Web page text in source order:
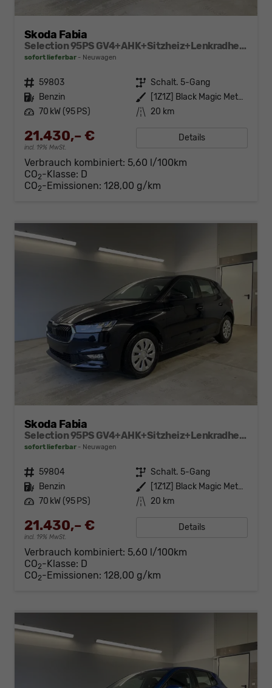
Skoda Fabia
Selection 95PS GV4+AHK+Sitzheiz+Lenkradheiz+Climatronic+Tempomat+PDC
sofort lieferbar Neuwagen
Fahrzeugnr. 59803 Getriebe Schalt. 5-Gang
Kraftstoff Benzin Außenfarbe
[1Z1Z] Black Magic Metallic
Leistung 70 kW (95 PS) Kilometerstand 20 km
21.430,– €
incl. 19% MwSt.
Details
Verbrauch kombiniert: 5,60 l/100km
CO2-Klasse: D
CO2-Emissionen: 128,00 g/km
Skoda Fabia
Selection 95PS GV4+AHK+Sitzheiz+Lenkradheiz+Climatronic+Tempomat+PDC
sofort lieferbar Neuwagen
Fahrzeugnr. 59804 Getriebe Schalt. 5-Gang
Kraftstoff Benzin Außenfarbe
[1Z1Z] Black Magic Metallic
Leistung 70 kW (95 PS) Kilometerstand 20 km
21.430,– €
incl. 19% MwSt.
Details
Verbrauch kombiniert: 5,60 l/100km
CO2-Klasse: D
CO2-Emissionen: 128,00 g/km